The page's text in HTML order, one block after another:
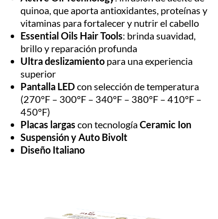
quinoa, que aporta antioxidantes, proteínas y
vitaminas para fortalecer y nutrir el cabello
Essential Oils Hair Tools: brinda suavidad,
brillo y reparación profunda
Ultra deslizamientopara una experiencia
superior
Pantalla LEDcon selección de temperatura
(270°F – 300°F – 340°F – 380°F – 410°F –
450°F)
Placas largas con tecnología Ceramic Ion
Suspensión y Auto Bivolt
Diseño Italiano